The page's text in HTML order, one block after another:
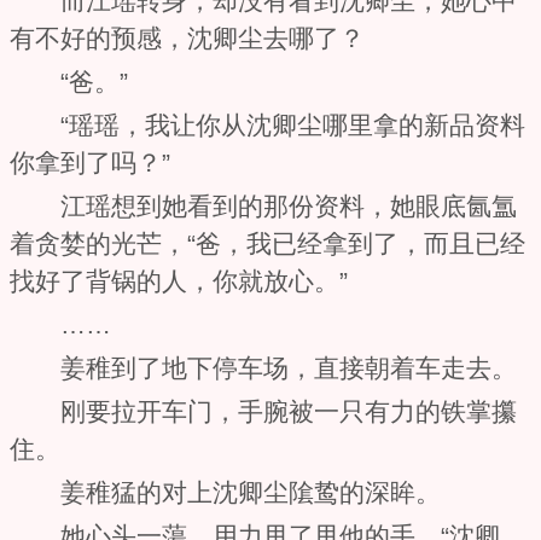
有不好的预感，沈卿尘去哪了？
“爸。”
“瑶瑶，我让你从沈卿尘哪里拿的新品资料
你拿到了吗？”
江瑶想到她看到的那份资料，她眼底氤氲
着贪婪的光芒，“爸，我已经拿到了，而且已经
找好了背锅的人，你就放心。”
……
姜稚到了地下停车场，直接朝着车走去。
刚要拉开车门，手腕被一只有力的铁掌攥
住。
姜稚猛的对上沈卿尘隂鸷的深眸。